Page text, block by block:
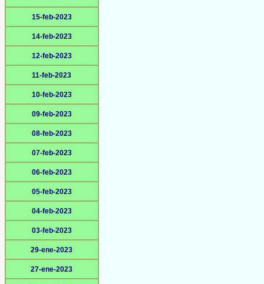
15-feb-2023
14-feb-2023
12-feb-2023
11-feb-2023
10-feb-2023
09-feb-2023
08-feb-2023
07-feb-2023
06-feb-2023
05-feb-2023
04-feb-2023
03-feb-2023
29-ene-2023
27-ene-2023